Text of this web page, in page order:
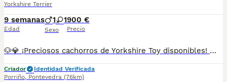
Yorkshire Terrier
9 semanas
Edad
1 1
Sexo
900 €
Precio
🐶💎 ¡Preciosos cachorros de Yorkshire Toy disponibles! 💕🐾 Pequeñitos, encantadores y muy cariñosos, con un carácter alegre, inteligente y lleno de vitalidad. Criados con mucho mimo para que crezcan sanos y perfectamente adaptados a su nuevo hogar. 🏡🥰 ✨ Tamaño Toy, ideales como compañeros de vida. ✅ Se entregan con la edad adecuada. ✅ Desparasitados y con la documentación correspondiente según su edad. 📸 Se envían fotos y vídeos por WhatsApp sin compromiso. 📲 **Más información:** 687482079 📍 Galicia, Madrid, Valencia, Barcelona, Sevilla, Almería, Pamplona.
Criador
Identidad Verificada
Porriño, Pontevedra (76km)